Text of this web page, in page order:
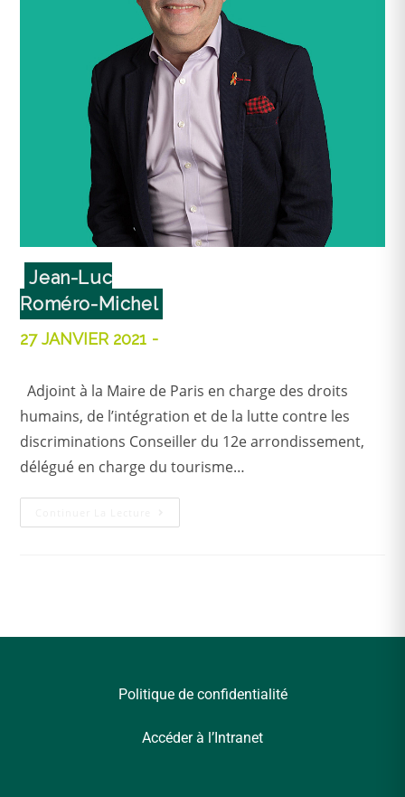
Jean-Luc
Roméro-Michel
27 JANVIER 2021
Adjoint à la Maire de Paris en charge des droits
humains, de l’intégration et de la lutte contre les
discriminations Conseiller du 12e arrondissement,
délégué en charge du tourisme…
Politique de confidentialité
Accéder à l’Intranet